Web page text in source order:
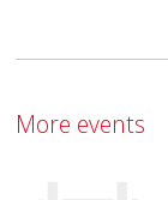
More events